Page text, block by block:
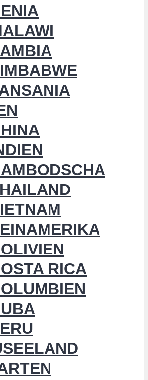
RICA